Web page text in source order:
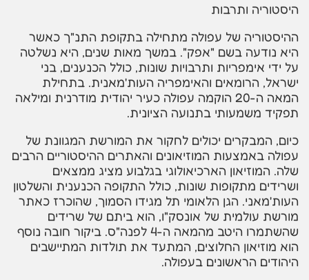
היסטוריה ותרבות
ההיסטוריה של עפולה מתחילה בתקופת התנ"ך כאשר
היא נודעה בשם "אפק". במשך מאות שנים, היא נשלטה
על ידי אימפריות ותרבויות שונות, כולל הכנענים, בני
ישראל, הרומאים והאימפריה העות'מאנית. בתחילת
המאה ה-20 הוקמה עפולה כעיר יהודית מודרנית ומילאה
תפקיד משמעותי בתנועה הציונית.
כיום, המבקרים יכולים לחקור את המורשת המגוונת של
עפולה באמצעות המוזיאונים והאתרים ההיסטוריים הרבים
שלה. המוזיאון הארכיאולוגי בגלבוע מציג ממצאים
ושרידים מתקופות שונות, כולל התקופה הכנענית והשלטון
העות'מאני. הגן הלאומי תל מגידו הסמוך, שהוכרז כאתר
מורשת עולמית של אונסק"ו, הוא ביתם של שרידים
שהשתמרו היטב מהמאה ה-4 לפנה"ס. ביקור חובה נוסף
הוא מוזיאון החלוצים, המתעד את תולדות המתיישבים
היהודים הראשונים בעפולה.